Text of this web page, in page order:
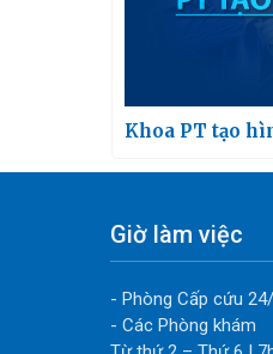
Khoa PT tạo
Giờ làm việc
- Phòng Cấp cứu
- Các Phòng khám